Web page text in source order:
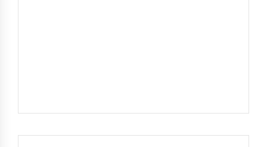
Продані 2014 Автомат 101000 km